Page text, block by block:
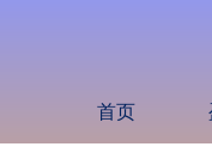
首页